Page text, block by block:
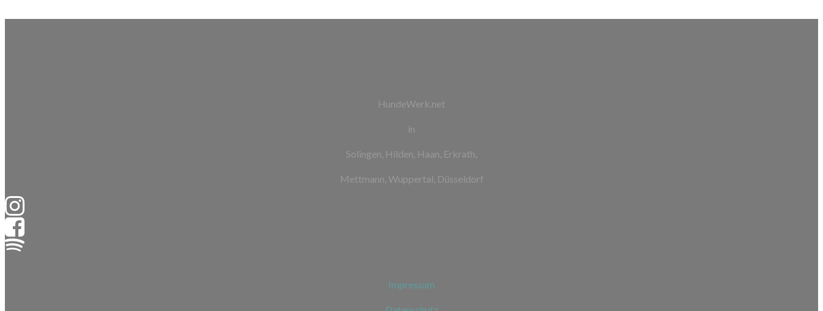
HundeWerk.net
in
Solingen, Hilden, Haan, Erkrath,
Mettmann, Wuppertal, Düsseldorf
Impressum